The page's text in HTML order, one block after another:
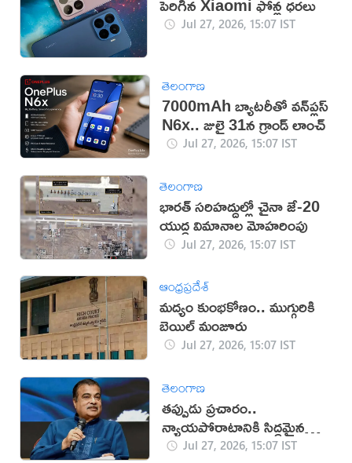
Jul 27, 2026, 15:07 IST
తెలంగాణ
7000mAh బ్యాటరీతో వన్‌ప్లస్
N6x.. జులై 31న గ్రాండ్ లాంచ్
Jul 27, 2026, 15:07 IST
తెలంగాణ
భారత్ సరిహద్దుల్లో చైనా జే-20
యుద్ధ విమానాల మోహరింపు
Jul 27, 2026, 15:07 IST
ఆంధ్రప్రదేశ్
మద్యం కుంభకోణం.. ముగ్గురికి
బెయిల్ మంజూరు
Jul 27, 2026, 15:07 IST
తెలంగాణ
తప్పుడు ప్రచారం..
న్యాయపోరాటానికి సిద్ధమైన
గడ్కరీ!Jul 27, 2026, 15:07 IST